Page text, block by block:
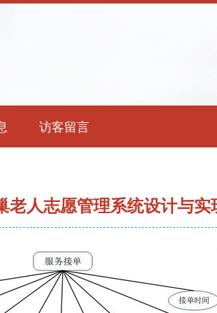
访客留言
老人志愿管理系统设计与实